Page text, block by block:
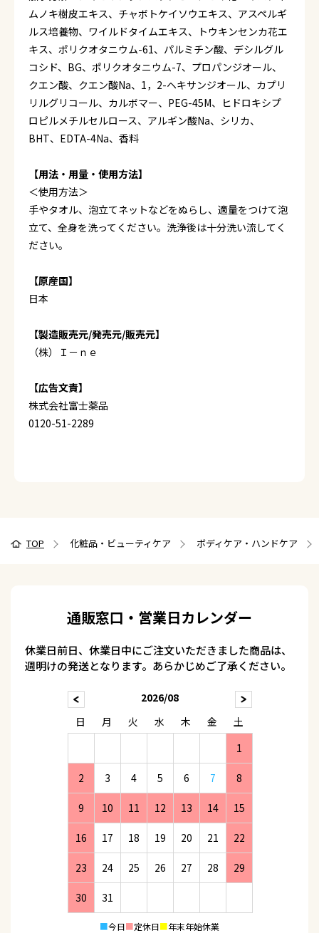
ムノキ樹皮エキス、チャボトケイソウエキス、アスペルギ
ルス培養物、ワイルドタイムエキス、トウキンセンカ花エ
キス、ポリクオタニウム-61、パルミチン酸、デシルグル
コシド、BG、ポリクオタニウム-7、プロパンジオール、
クエン酸、クエン酸Na、1，2-ヘキサンジオール、カプリ
リルグリコール、カルボマー、PEG-45M、ヒドロキシプ
ロピルメチルセルロース、アルギン酸Na、シリカ、
BHT、EDTA-4Na、香料
【用法・用量・使用方法】
＜使用方法＞
手やタオル、泡立てネットなどをぬらし、適量をつけて泡
立て、全身を洗ってください。洗浄後は十分洗い流してく
ださい。
【原産国】
日本
【製造販売元/発売元/販売元】
（株）Ｉ－ｎｅ
【広告文責】
株式会社富士薬品
0120-51-2289
TOP 化粧品・ビューティケア ボディケア・ハンドケア
通販窓口・営業日カレンダー
休業日前日、休業日中にご注文いただきました商品は、
週明けの発送となります。あらかじめご了承ください。
2026/08
日
月 火 水 木 金
土
1
2 3 4 5 6 7 8
9 10 11 12 13 14 15
16 17 18 19 20 21 22
23 24 25 26 27 28 29
30 31
■今日■定休日■年末年始休業